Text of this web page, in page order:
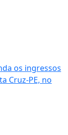
os ingressos
Cruz-PE, no